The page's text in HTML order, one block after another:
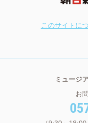
このサイトに
ミュージ
お